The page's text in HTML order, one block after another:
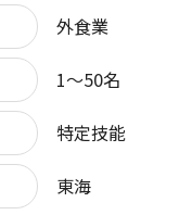
外食業
1〜50名
特定技能
東海